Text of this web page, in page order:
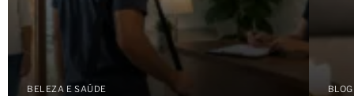
BELEZA E SAÚDE BLOG